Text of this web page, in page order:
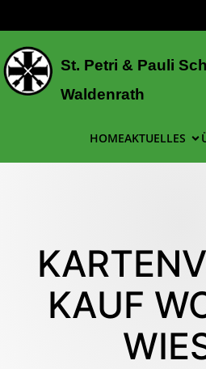
St. Petri & Pauli
Waldenrath
HOMEAKTUELLES
KAUF